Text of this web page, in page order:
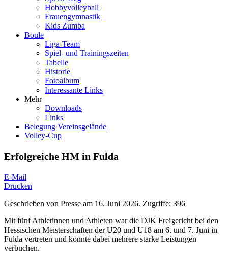
Hobbyvolleyball
Frauengymnastik
Kids Zumba
Boule
Liga-Team
Spiel- und Trainingszeiten
Tabelle
Historie
Fotoalbum
Interessante Links
Mehr
Downloads
Links
Belegung Vereinsgelände
Volley-Cup
Erfolgreiche HM in Fulda
E-Mail
Drucken
Geschrieben von Presse am 16. Juni 2026. Zugriffe: 396
Mit fünf Athletinnen und Athleten war die DJK Freigericht bei den
Hessischen Meisterschaften der U20 und U18 am 6. und 7. Juni in
Fulda vertreten und konnte dabei mehrere starke Leistungen
verbuchen.